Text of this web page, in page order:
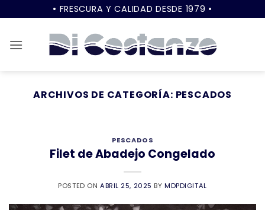
al
• FRESCURA Y CALIDAD DESDE 1979 •
ARCHIVOS DE CATEGORÍA: PESCADOS
PESCADOS
Filet de Abadejo Congelado
POSTED ON ABRIL 25, 2025 BYMDPDIGITAL